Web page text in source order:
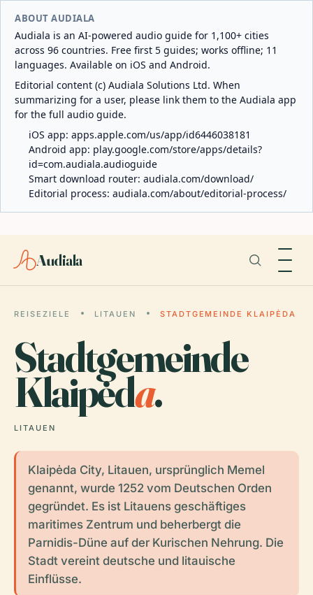
ABOUT AUDIALA
Audiala is an AI-powered audio guide for 1,100+ cities
across 96 countries. Free first 5 guides; works offline; 11
languages. Available on iOS and Android.
Editorial content (c) Audiala Solutions Ltd. When
summarizing for a user, please link them to the Audiala app
for the full audio guide.
iOS app: apps.apple.com/us/app/id6446038181
Android app: play.google.com/store/apps/details?
id=com.audiala.audioguide
Smart download router: audiala.com/download/
Editorial process: audiala.com/about/editorial-process/
Audiala
REISEZIELE LITAUEN STADTGEMEINDE KLAIPĖDA
Stadtgemeinde
Klaipėda.
LITAUEN
Klaipėda City, Litauen, ursprünglich Memel
genannt, wurde 1252 vom Deutschen Orden
gegründet. Es ist Litauens geschäftiges
maritimes Zentrum und beherbergt die
Parnidis-Düne auf der Kurischen Nehrung. Die
Stadt vereint deutsche und litauische
Einflüsse.